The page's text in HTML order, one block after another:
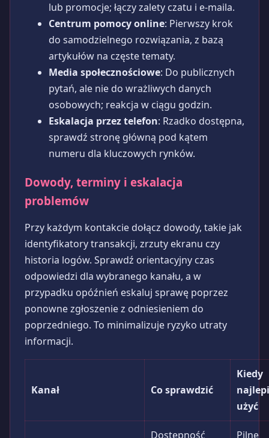
lub promocje; łączy zalety czatu i e-maila.
Centrum pomocy online: Pierwszy krok
do samodzielnego rozwiązania, z bazą
artykułów na częste tematy.
Media społecznościowe: Do publicznych
pytań, ale nie do wrażliwych danych
osobowych; reakcja w ciągu godzin.
Eskalacja przez telefon: Rzadko dostępna,
sprawdź stronę główną pod kątem
numeru dla kluczowych rynków.
Dowody, terminy i eskalacja
problemów
Przy każdym kontakcie dołącz dowody, takie jak
identyfikatory transakcji, zrzuty ekranu czy
historia logów. Sprawdź orientacyjny czas
odpowiedzi dla wybranego kanału, a w
przypadku opóźnień eskaluj sprawę poprzez
ponowne zgłoszenie z odniesieniem do
poprzedniego. To minimalizuje ryzyko utraty
informacji.
Kanał Co sprawdzić
Kiedy
użyć
Dostępność Pilne